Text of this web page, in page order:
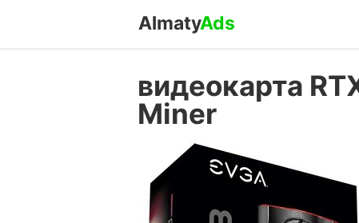
AlmatyAds
видеокарта
Miner